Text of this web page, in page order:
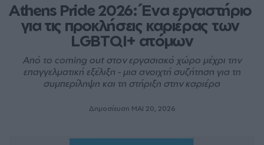
Athens Pride 2026: Ένα εργαστήριο
για τις προκλήσεις καριέρας των
LGBTQI+ ατόμων
Από το coming out στον εργασιακό χώρο μέχρι την
επαγγελματική εξέλιξη - μια ανοιχτή συζήτηση για τη
συμπερίληψη και τη στήριξη στην καριέρα
Δημοσίευση ΜΑΙ 20, 2026